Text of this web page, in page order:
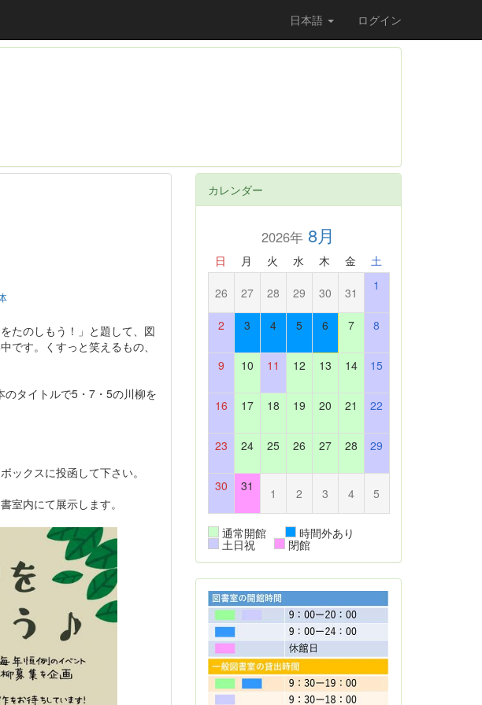
日本語 ログイン
たのしもう！」と題して、図
です。くすっと笑えるもの、
のタイトルで5・7・5の川柳を
ックスに投函して下さい。
室内にて展示します。
カレンダー
2026年 8月
日 月 火 水 木 金 土
26 27 28 29 30 31 1
2 3 4 5 6 7 8
9 10 11 12 13 14 15
16 17 18 19 20 21 22
23 24 25 26 27 28 29
30 31 1 2 3 4 5
通常開館 時間外あり
土日祝 閉館